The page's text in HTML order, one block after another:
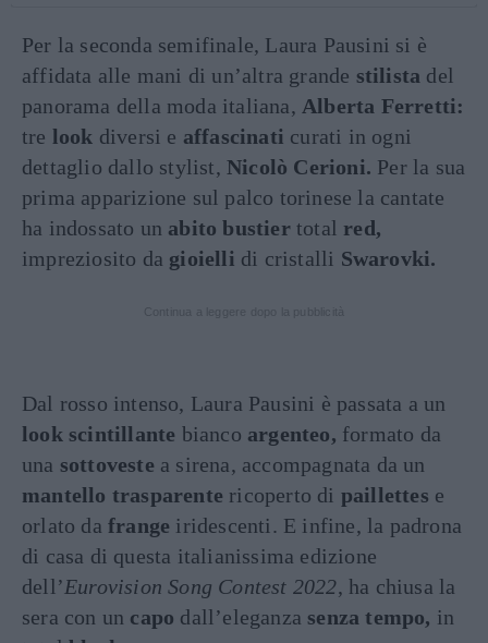
Per la seconda semifinale, Laura Pausini si è
affidata alle mani di un’altra grande stilista del
panorama della moda italiana, Alberta Ferretti:
tre look diversi e affascinati curati in ogni
dettaglio dallo stylist, Nicolò Cerioni. Per la sua
prima apparizione sul palco torinese la cantate
ha indossato un abito bustiertotal red,
impreziosito da gioielli di cristalli Swarovki.
Dal rosso intenso, Laura Pausini è passata a un
look scintillante bianco argenteo, formato da
una sottoveste a sirena, accompagnata da un
mantello trasparente ricoperto di paillettes e
orlato da frange iridescenti. E infine, la padrona
di casa di questa italianissima edizione
dell’Eurovision Song Contest 2022, ha chiusa la
sera con un capo dall’eleganza senza tempo, in